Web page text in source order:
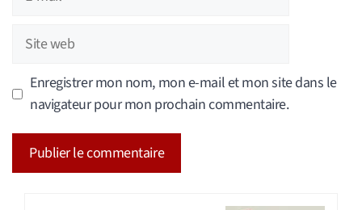
Site
web
Enregistrer mon nom, mon e-mail et mon site dans le
navigateur pour mon prochain commentaire.